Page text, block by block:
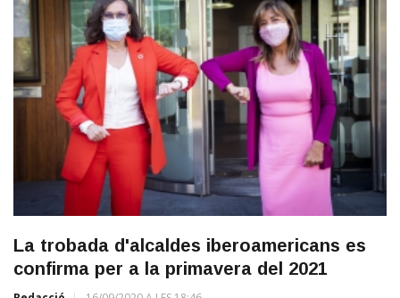
La trobada d'alcaldes iberoamericans es
confirma per a la primavera del 2021